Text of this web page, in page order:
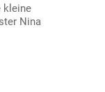
kleine
Nina